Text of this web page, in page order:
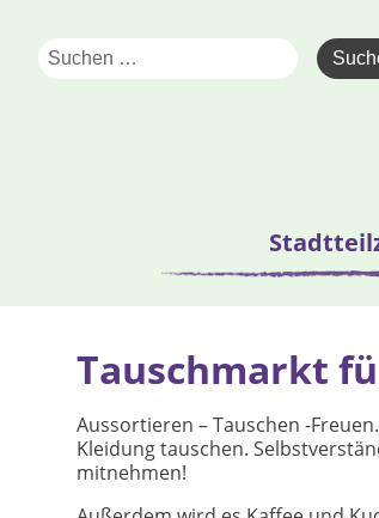
Tauschmarkt
Aussortieren – Tauschen -
Kleidung tauschen.
mitnehmen!